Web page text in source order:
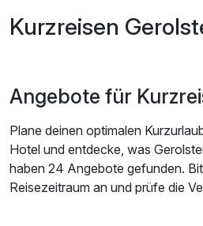
Kurzreisen
Angebote für
Plane deinen optimalen
Hotel und entdecke, was
haben 24 Angebote gefunden.
Reisezeitraum an und prüfe die